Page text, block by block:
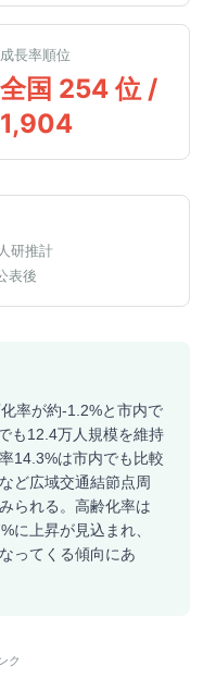
成長率順位
全国 254 位 /
1,904
研推計
表後
率が約-1.2%と市内で
も12.4万人規模を維持
14.3%は市内でも比較
ど広域交通結節点周
られる。高齢化率は
に上昇が見込まれ、
ってくる傾向にあ
ク